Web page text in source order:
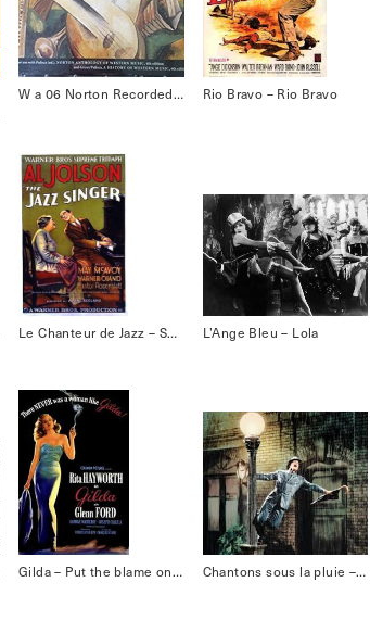
W a 06 Norton Recorded Anthology of Western Music, Vol. 1 [Disc 6] Rio Bravo – Rio Bravo
Le Chanteur de Jazz – Swanee L’Ange Bleu – Lola
Gilda – Put the blame on name Chantons sous la pluie – Singing in the rain